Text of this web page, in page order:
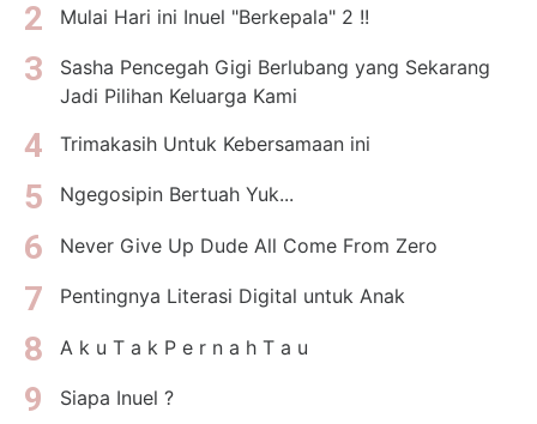
Mulai Hari ini Inuel "Berkepala" 2 !!
Sasha Pencegah Gigi Berlubang yang Sekarang
Jadi Pilihan Keluarga Kami
Trimakasih Untuk Kebersamaan ini
Ngegosipin Bertuah Yuk...
Never Give Up Dude All Come From Zero
Pentingnya Literasi Digital untuk Anak
A k u T a k P e r n a h T a u
Siapa Inuel ?